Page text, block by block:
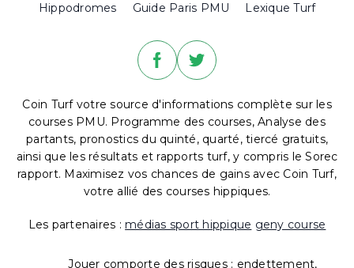
Hippodromes Guide Paris PMU Lexique Turf
Coin Turf votre source d'informations complète sur les
courses PMU. Programme des courses, Analyse des
partants, pronostics du quinté, quarté, tiercé gratuits,
ainsi que les résultats et rapports turf, y compris le Sorec
rapport. Maximisez vos chances de gains avec Coin Turf,
votre allié des courses hippiques.
Les partenaires : médias sport hippique geny course
Jouer comporte des risques : endettement,